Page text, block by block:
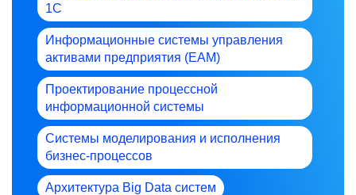
1С
Информационные системы управления
активами предприятия (EAM)
Проектирование процессной
информационной системы
Системы моделирования и исполнения
бизнес-процессов
Архитектура Big Data систем